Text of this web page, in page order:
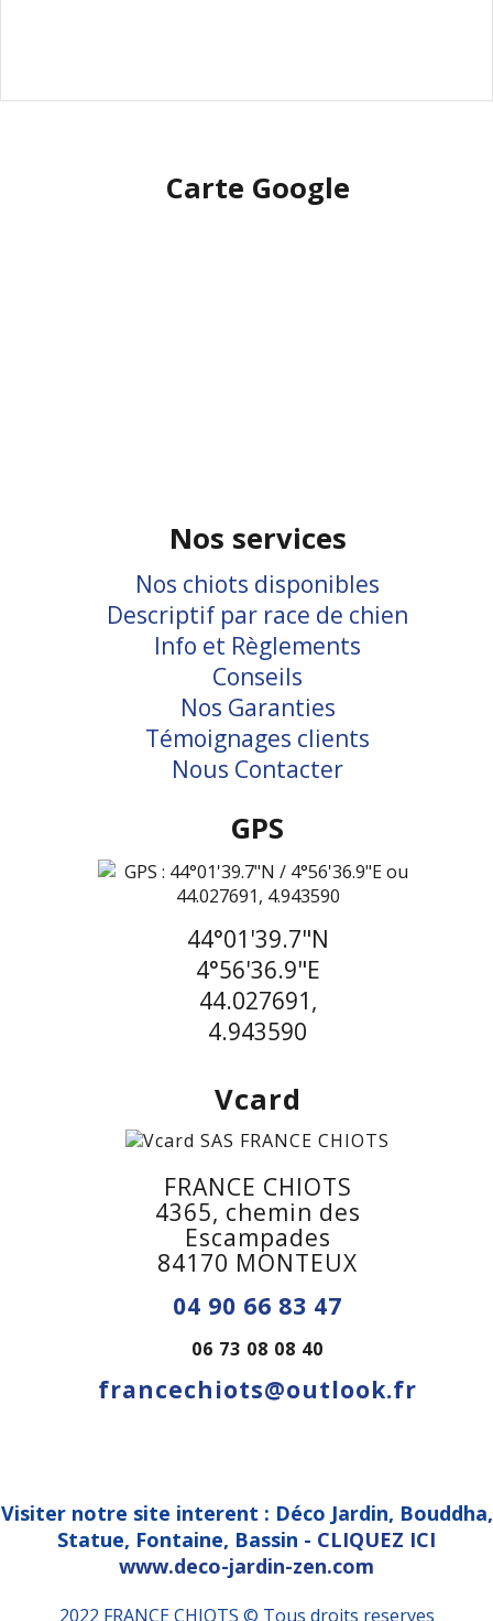
Carte Google
Nos services
Nos chiots disponibles
Descriptif par race de chien
Info et Règlements
Conseils
Nos Garanties
Témoignages clients
Nous Contacter
GPS
44°01'39.7"N
4°56'36.9"E
44.027691,
4.943590
Vcard
FRANCE CHIOTS
4365, chemin des
Escampades
84170 MONTEUX
04 90 66 83 47
06 73 08 08 40
francechiots@outlook.fr
Visiter notre site interent : Déco Jardin, Bouddha,
Statue, Fontaine, Bassin - CLIQUEZ ICI
www.deco-jardin-zen.com
2022 FRANCE CHIOTS © Tous droits reserves